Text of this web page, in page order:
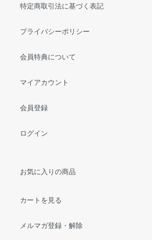
特定商取引法に基づく表記
プライバシーポリシー
会員特典について
マイアカウント
会員登録
ログイン
お気に入りの商品
カートを見る
メルマガ登録・解除